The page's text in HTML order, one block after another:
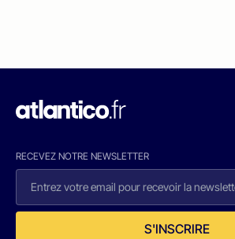
RECEVEZ NOTRE NEWSLETTER
S'INSCRIRE